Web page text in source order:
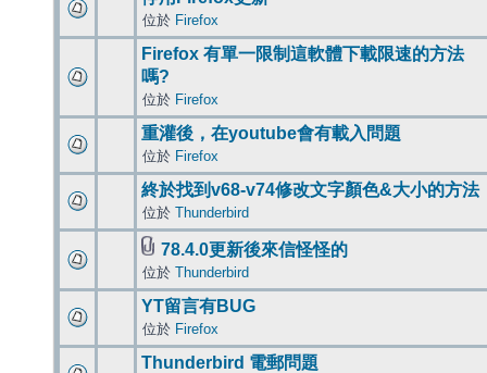
位於 Firefox
Firefox 有單一限制這軟體下載限速的方法
嗎?
位於 Firefox
重灌後，在youtube會有載入問題
位於 Firefox
終於找到v68-v74修改文字顏色&大小的方法
位於 Thunderbird
78.4.0更新後來信怪怪的
位於 Thunderbird
YT留言有BUG
位於 Firefox
Thunderbird 電郵問題